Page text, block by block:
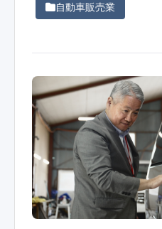
自動車販売業